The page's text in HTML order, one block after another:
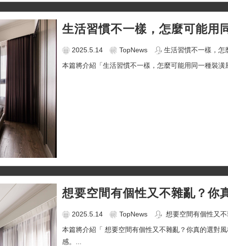
生活習慣不一樣，怎麼可能用
2025.5.14 TopNews
生活習慣不一樣，怎
本篇將介紹「生活習慣不一樣，怎麼可能用同一種裝
想要空間有個性又不雜亂？你
2025.5.14 TopNews
想要空間有個性又
本篇將介紹「 想要空間有個性又不雜亂？你真的選對
感。...